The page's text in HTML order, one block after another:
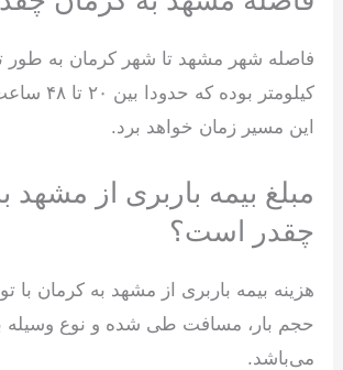
کیلومتر
این مسیر زمان خواهد برد.
مبلغ بیمه باربری از مشهد
چقدر است؟
هزینه بیمه باربری از مشهد به کرمان با
حجم بار، مسافت طی شده و نوع وسیله
می‌باشد.